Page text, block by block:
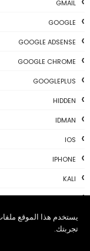
تجربتك.
GMAIL
GOOGLE
GOOGLE ADSENSE
GOOGLE CHROME
GOOGLEPLUS
HIDDEN
IDMAN
IOS
IPHONE
KALI
LINUX
MAC